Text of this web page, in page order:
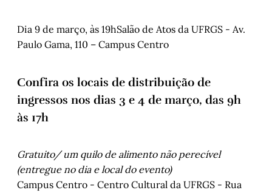
Dia 9 de março, às 19hSalão de Atos da UFRGS - Av.
Paulo Gama, 110 – Campus Centro
Confira os locais de distribuição de
ingressos nos dias 3 e 4 de março, das 9h
às 17h
Gratuito/ um quilo de alimento não perecível
(entregue no dia e local do evento)
Campus Centro - Centro Cultural da UFRGS - Rua